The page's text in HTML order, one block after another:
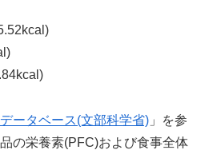
ータベース(文部科学省) 」を参
の栄養素(PFC)および食事全体